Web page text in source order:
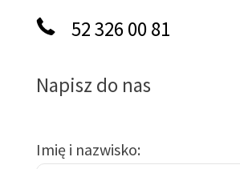
52 326 00 81
Napisz do nas
Imię i nazwisko